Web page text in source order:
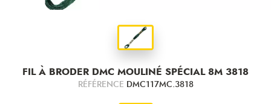
FIL À BRODER DMC MOULINÉ SPÉCIAL 8M 3818
RÉFÉRENCE DMC117MC.3818